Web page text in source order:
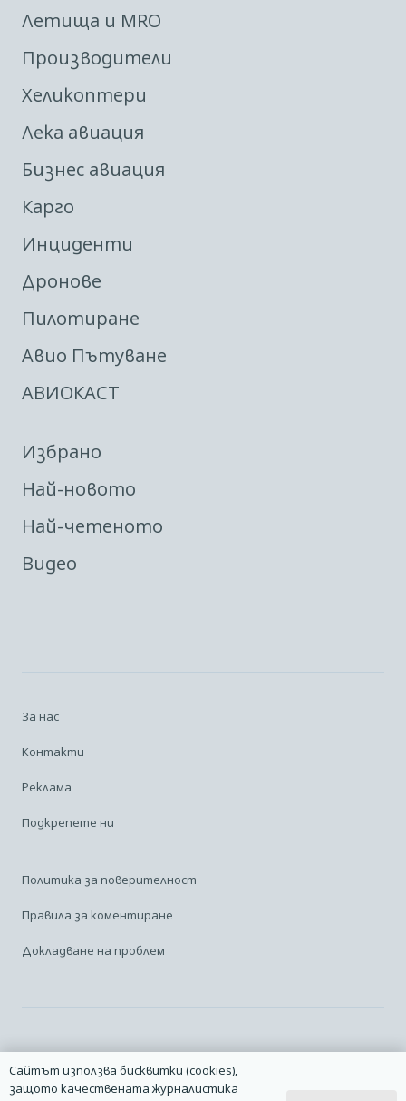
Летища и MRO
Производители
Хеликоптери
Лека авиация
Бизнес авиация
Карго
Инциденти
Дронове
Пилотиране
Авио Пътуване
АВИОКАСТ
Избрано
Най-новото
Най-четеното
Видео
За нас
Контакти
Реклама
Подкрепете ни
Политика за поверителност
Правила за коментиране
Докладване на проблем
Linkedin
Сайтът използва бисквитки (cookies),
защото качествената журналистика